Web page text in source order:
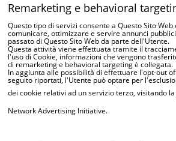
Remarketing e behavioral
Questo tipo di servizi consente a Questo Sito
comunicare, ottimizzare e servire annunci
passato di Questo Sito Web da parte dell'Utente.
Questa attività viene effettuata tramite il
l'uso di Cookie, informazioni che vengono
di remarketing e behavioral targeting è collegata.
In aggiunta alle possibilità di effettuare l'opt-out
seguito riportati, l'Utente può optare per
dei cookie relativi ad un servizio terzo, visitando la
Network Advertising Initiative.